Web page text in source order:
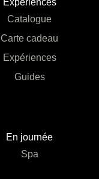
Expériences
Catalogue
Carte cadeau
Expériences
Guides
En journée
Spa